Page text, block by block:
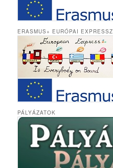
ERASMUS+ EURÓPAI EXPRESSZ
PÁLYÁZATOK